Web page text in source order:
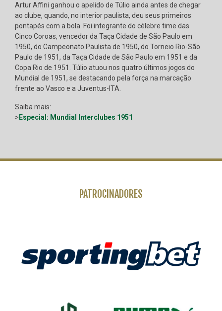
Artur Affini ganhou o apelido de Túlio ainda antes de chegar
ao clube, quando, no interior paulista, deu seus primeiros
pontapés com a bola. Foi integrante do célebre time das
Cinco Coroas, vencedor da Taça Cidade de São Paulo em
1950, do Campeonato Paulista de 1950, do Torneio Rio-São
Paulo de 1951, da Taça Cidade de São Paulo em 1951 e da
Copa Rio de 1951. Túlio atuou nos quatro últimos jogos do
Mundial de 1951, se destacando pela força na marcação
frente ao Vasco e a Juventus-ITA.
Saiba mais:
>Especial: Mundial Interclubes 1951
PATROCINADORES